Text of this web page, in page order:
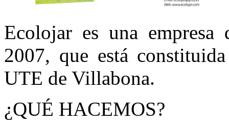
Ecolojar es una
2007, que está
UTE de Villabona.
¿QUÉ HACEMOS?